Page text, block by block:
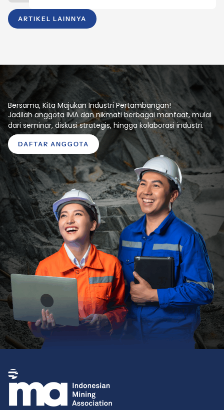
ARTIKEL LAINNYA
Bersama, Kita Majukan Industri Pertambangan!
Jadilah anggota IMA dan nikmati berbagai manfaat, mulai
dari seminar, diskusi strategis, hingga kolaborasi industri.
DAFTAR ANGGOTA